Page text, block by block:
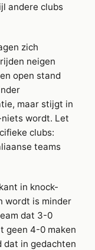
andere clubs
zich
neigen
open stand
maar stijgt in
wordt. Let
clubs:
teams
in knock-
wordt is minder
dat 3-0
geen 4-0 maken
dat in gedachten